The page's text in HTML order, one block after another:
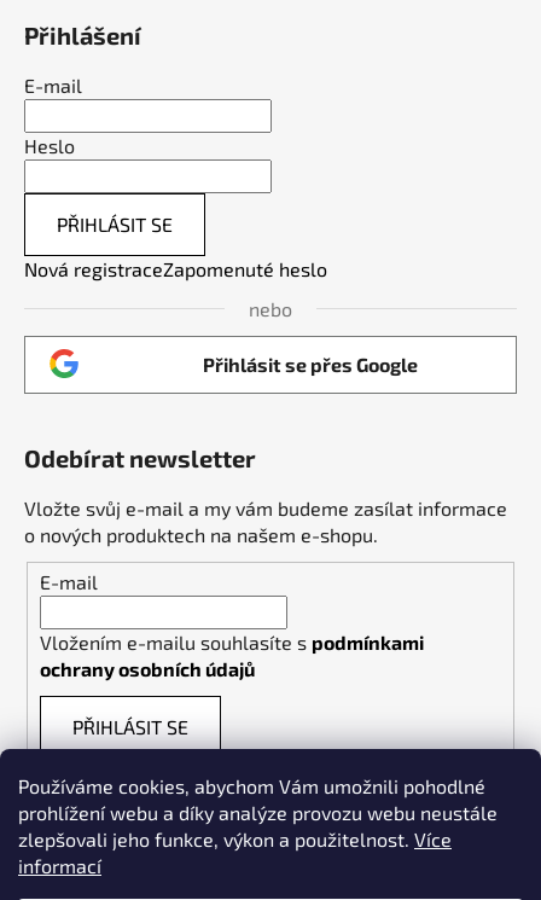
Používáme cookies, abychom Vám umožnili pohodlné
prohlížení webu a díky analýze provozu webu neustále
zlepšovali jeho funkce, výkon a použitelnost. Více
informací
Přihlášení
E-mail
Heslo
PŘIHLÁSIT SE
Nová registraceZapomenuté heslo
nebo
Přihlásit se přes Google
Odebírat newsletter
Vložte svůj e-mail a my vám budeme zasílat informace
o nových produktech na našem e-shopu.
E-mail
Vložením e-mailu souhlasíte s podmínkami
ochrany osobních údajů
PŘIHLÁSIT SE